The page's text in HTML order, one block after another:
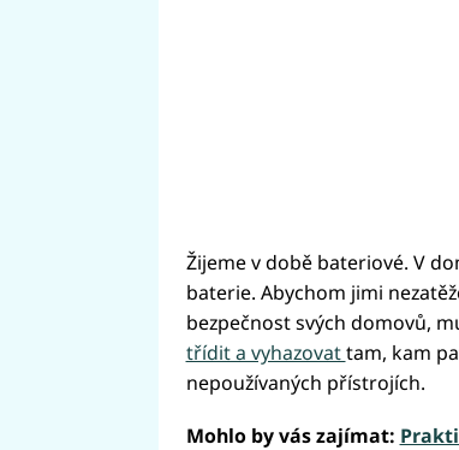
Žijeme v době bateriové. V
baterie. Abychom jimi
bezpečnost svých domovů,
třídit a vyhazovattam, kam
nepoužívaných přístrojích.
Mohlo by vás zajímat: